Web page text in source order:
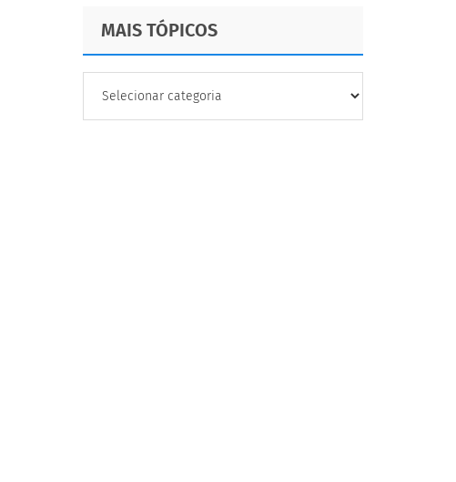
MAIS TÓPICOS
TÓPICOS